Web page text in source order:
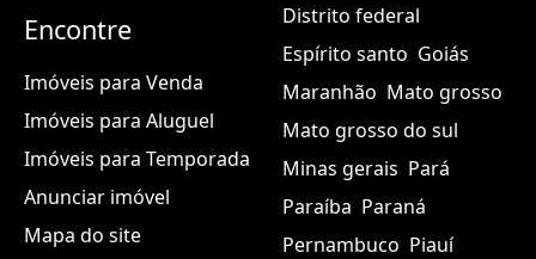
Encontre
Imóveis para Venda
Imóveis para Aluguel
Imóveis para Temporada
Anunciar imóvel
Mapa do site
Distrito federal
Espírito santo Goiás
Maranhão Mato grosso
Mato grosso do sul
Minas gerais Pará
Paraíba Paraná
Pernambuco Piauí